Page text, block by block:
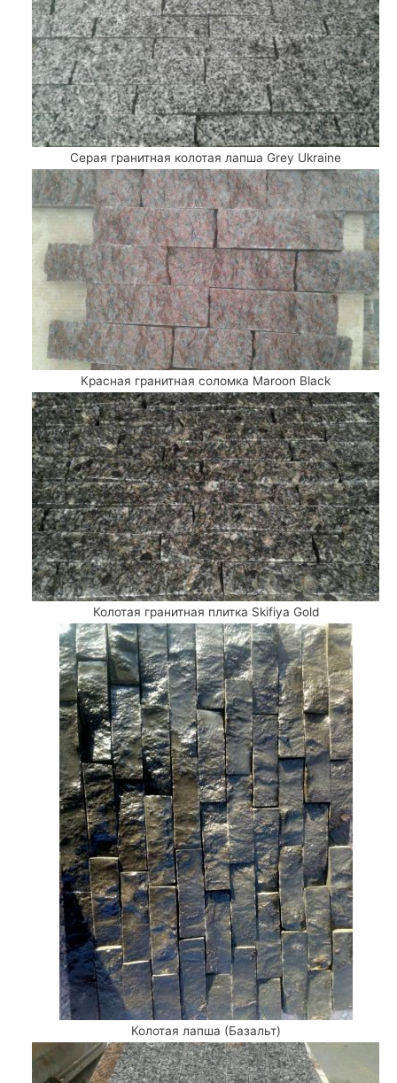
Серая гранитная колотая лапша Grey Ukraine
Красная гранитная соломка Maroon Black
Колотая гранитная плитка Skifiya Gold
Колотая лапша (Базальт)